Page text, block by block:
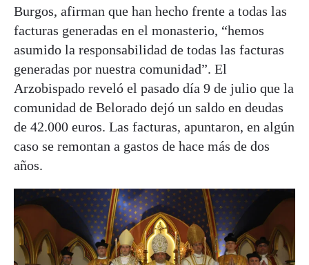
Burgos, afirman que han hecho frente a todas las
facturas generadas en el monasterio, “hemos
asumido la responsabilidad de todas las facturas
generadas por nuestra comunidad”. El
Arzobispado reveló el pasado día 9 de julio que la
comunidad de Belorado dejó un saldo en deudas
de 42.000 euros. Las facturas, apuntaron, en algún
caso se remontan a gastos de hace más de dos
años.